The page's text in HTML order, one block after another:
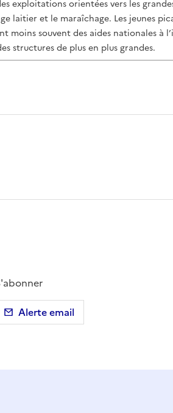
exploitations orientées vers les
laitier et le maraîchage. Les jeunes
moins souvent des aides nationales à
structures de plus en plus grandes.
papier
Alerte email